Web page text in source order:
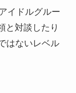
イドルグルー
と対談したり
はないレベル